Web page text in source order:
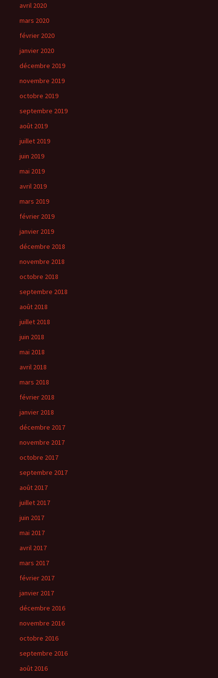
avril 2020
mars 2020
février 2020
janvier 2020
décembre 2019
novembre 2019
octobre 2019
septembre 2019
août 2019
juillet 2019
juin 2019
mai 2019
avril 2019
mars 2019
février 2019
janvier 2019
décembre 2018
novembre 2018
octobre 2018
septembre 2018
août 2018
juillet 2018
juin 2018
mai 2018
avril 2018
mars 2018
février 2018
janvier 2018
décembre 2017
novembre 2017
octobre 2017
septembre 2017
août 2017
juillet 2017
juin 2017
mai 2017
avril 2017
mars 2017
février 2017
janvier 2017
décembre 2016
novembre 2016
octobre 2016
septembre 2016
août 2016